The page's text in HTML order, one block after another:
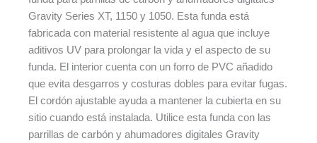
Gravity Series XT, 1150 y 1050. Esta funda está
fabricada con material resistente al agua que incluye
aditivos UV para prolongar la vida y el aspecto de su
funda. El interior cuenta con un forro de PVC añadido
que evita desgarros y costuras dobles para evitar fugas.
El cordón ajustable ayuda a mantener la cubierta en su
sitio cuando está instalada. Utilice esta funda con las
parrillas de carbón y ahumadores digitales Gravity